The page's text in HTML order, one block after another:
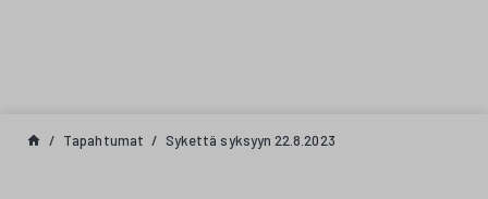
Tapahtumat Sykettä syksyyn 22.8.2023